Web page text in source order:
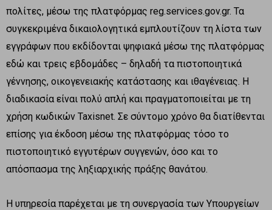
πολίτες, μέσω της πλατφόρμας reg.services.gov.gr. Τα
συγκεκριμένα δικαιολογητικά εμπλουτίζουν τη λίστα των
εγγράφων που εκδίδονται ψηφιακά μέσω της πλατφόρμας
εδώ και τρεις εβδομάδες – δηλαδή τα πιστοποιητικά
γέννησης, οικογενειακής κατάστασης και ιθαγένειας. Η
διαδικασία είναι πολύ απλή και πραγματοποιείται με τη
χρήση κωδικών Taxisnet. Σε σύντομο χρόνο θα διατίθενται
επίσης για έκδοση μέσω της πλατφόρμας τόσο το
πιστοποιητικό εγγυτέρων συγγενών, όσο και το
απόσπασμα της ληξιαρχικής πράξης θανάτου.
Η υπηρεσία παρέχεται με τη συνεργασία των Υπουργείων